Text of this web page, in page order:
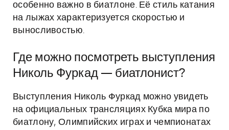
особенно важно в биатлоне. Её стиль катания
на лыжах характеризуется скоростью и
выносливостью.
Где можно посмотреть выступления
Николь Фуркад — биатлонист?
Выступления Николь Фуркад можно увидеть
на официальных трансляциях Кубка мира по
биатлону, Олимпийских играх и чемпионатах